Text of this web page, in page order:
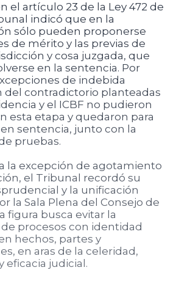
el artículo 23 de la Ley 472 de
indicó que en la
sólo pueden proponerse
de mérito y las previas de
y cosa juzgada, que
en la sentencia. Por
de indebida
del contradictorio planteadas
y el ICBF no pudieron
esta etapa y quedaron para
sentencia, junto con la
pruebas.
la excepción de agotamiento
el Tribunal recordó su
y la unificación
la Sala Plena del Consejo de
figura busca evitar la
procesos con identidad
hechos, partes y
en aras de la celeridad,
eficacia judicial.